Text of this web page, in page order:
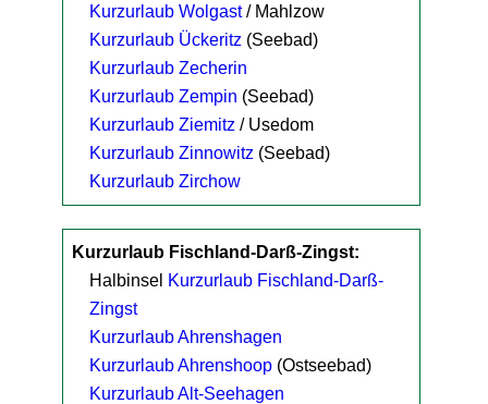
Kurzurlaub Wolgast/ Mahlzow
Kurzurlaub Ückeritz (Seebad)
Kurzurlaub Zecherin
Kurzurlaub Zempin (Seebad)
Kurzurlaub Ziemitz / Usedom
Kurzurlaub Zinnowitz (Seebad)
Kurzurlaub Zirchow
Kurzurlaub Fischland-Darß-Zingst:
Halbinsel Kurzurlaub Fischland-Darß-
Zingst
Kurzurlaub Ahrenshagen
Kurzurlaub Ahrenshoop (Ostseebad)
Kurzurlaub Alt-Seehagen